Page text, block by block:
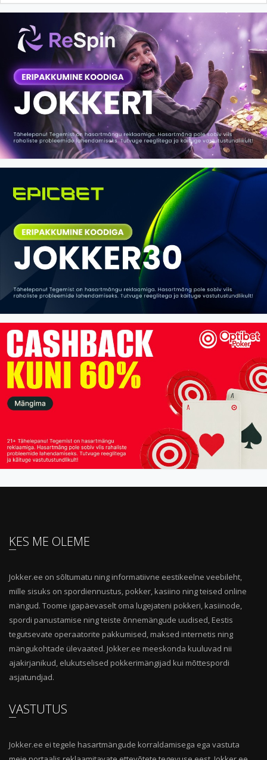
KES ME OLEME
Jokker.ee on sõltumatu ning informatiivne eestikeelne veebileht,
mille sisuks on spordiennustus, pokker, kasiino ning teised online
mängud. Toome igapäevaselt oma lugejateni pokkeri, kasiinode,
spordi panustamise ning teiste õnnemängude uudised, Eestis
tegutsevate operaatorite pakkumised, maksed internetis ning
mängukohtade ülevaated. Jokker.ee meeskonda kuuluvad nii
ajakirjanikud, elukutselised pokkerimängijad kui mõttespordi
asjatundjad.
VASTUTUS
Jokker.ee ei tegele hasartmängude korraldamisega ega vastuta